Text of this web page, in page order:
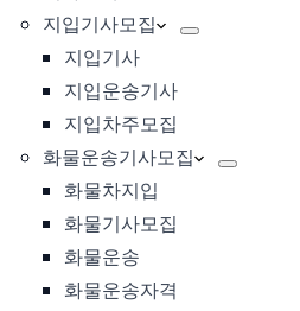
지입기사모집
지입기사
지입운송기사
지입차주모집
화물운송기사모집
화물차지입
화물기사모집
화물운송
화물운송자격